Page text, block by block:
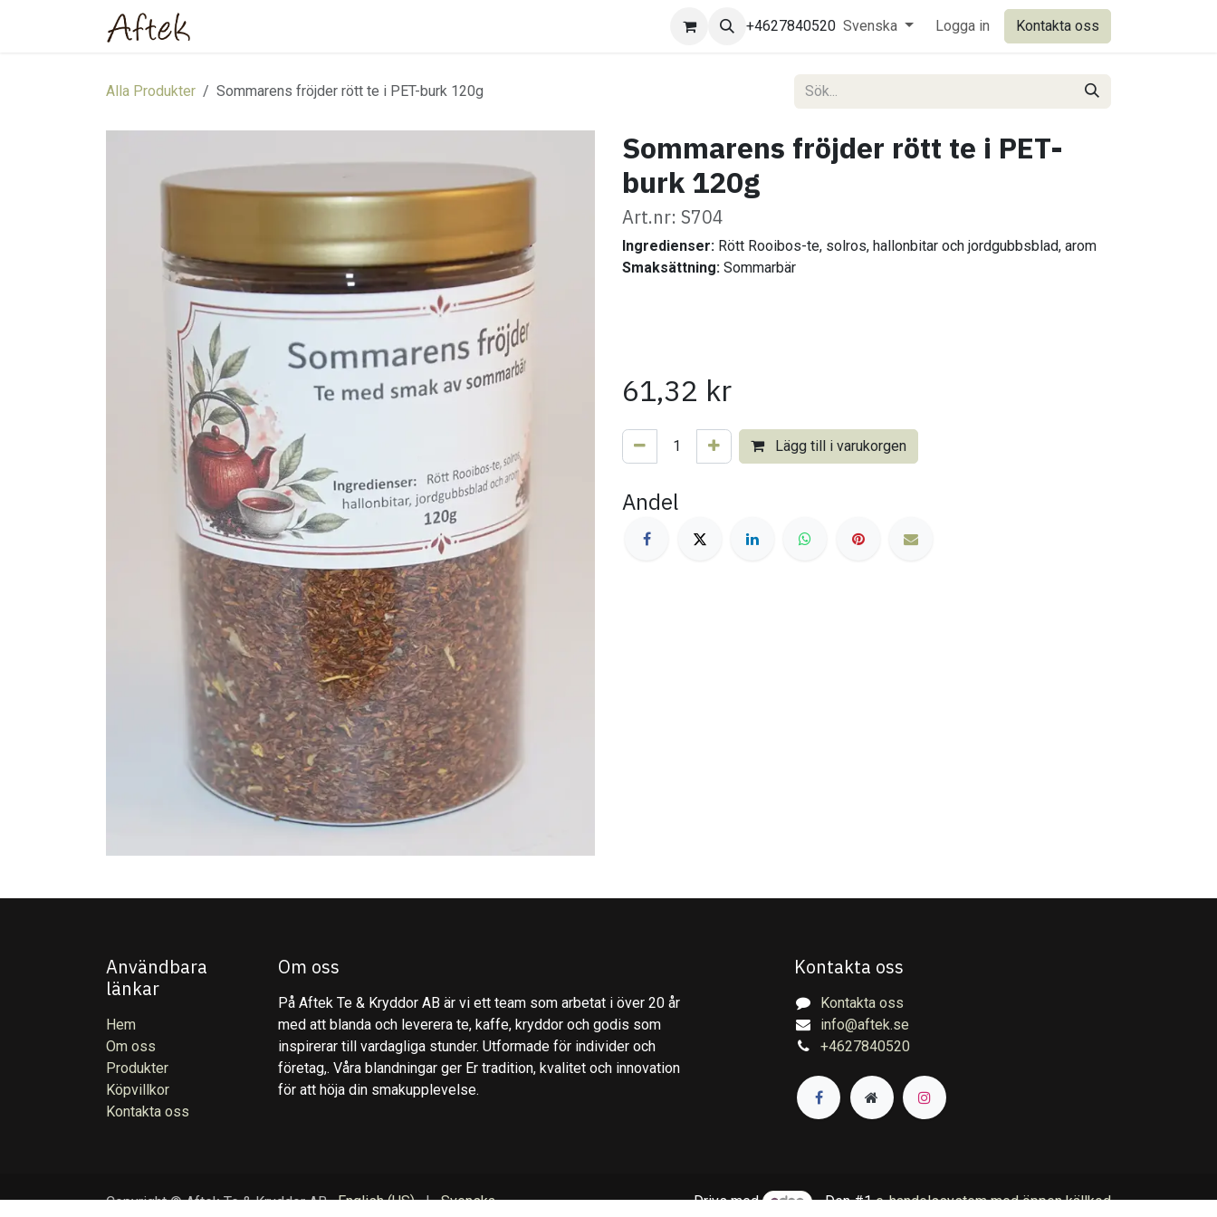
+4627840520 Svenska Logga in Kontakta oss
Alla Produkter Sommarens fröjder rött te i PET-burk 120g
Sommarens fröjder rött te i PET-
burk 120g
Art.nr: S704
Ingredienser: Rött Rooibos-te, solros, hallonbitar och jordgubbsblad, arom
Smaksättning: Sommarbär
61,32 kr
Lägg till i varukorgen
Andel
Användbara
länkar
Hem
Om oss
Produkter
Köpvillkor
Kontakta oss
Om oss
På Aftek Te & Kryddor AB är vi ett team som arbetat i över 20 år
med att blanda och leverera te, kaffe, kryddor och godis som
inspirerar till vardagliga stunder. Utformade för individer och
företag,. Våra blandningar ger Er tradition, kvalitet och innovation
för att höja din smakupplevelse.
Kontakta oss
Kontakta oss
info@aftek.se
+4627840520
Copyright © Aftek Te & Kryddor AB English (US) | Svenska Drivs med - Den #1e-handelssystem med öppen källkod